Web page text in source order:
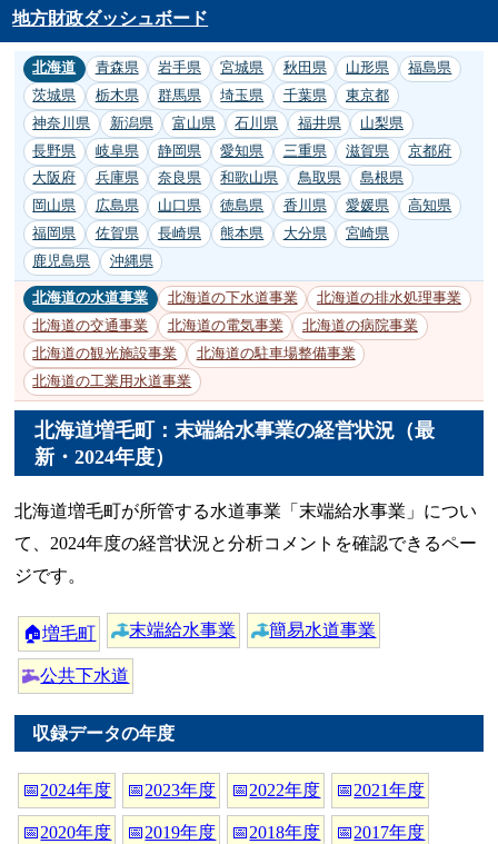
地方財政ダッシュボード
北海道 青森県 岩手県 宮城県 秋田県 山形県
福島県
茨城県
栃木県 群馬県 埼玉県 千葉県
東京都
神奈川県
新潟県 富山県 石川県 福井県
山梨県
長野県
岐阜県 静岡県 愛知県 三重県 滋賀県
京都府
大阪府
兵庫県 奈良県 和歌山県 鳥取県
島根県
岡山県
広島県 山口県 徳島県 香川県 愛媛県
高知県
福岡県
佐賀県 長崎県 熊本県 大分県
宮崎県
鹿児島県
沖縄県
北海道の水道事業 北海道の下水道事業
北海道の排水処理事業
北海道の交通事業
北海道の電気事業
北海道の病院事業
北海道の観光施設事業
北海道の駐車場整備事業
北海道の工業用水道事業
北海道増毛町：末端給水事業の経営状況（最
新・2024年度）
北海道増毛町が所管する水道事業「末端給水事業」につい
て、2024年度の経営状況と分析コメントを確認できるペー
ジです。
🏠増毛町 末端給水事業 簡易水道事業
公共下水道
収録データの年度
📅2024年度 📅2023年度 📅2022年度 📅2021年度
📅2020年度 📅2019年度 📅2018年度 📅2017年度